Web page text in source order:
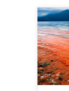
de
que